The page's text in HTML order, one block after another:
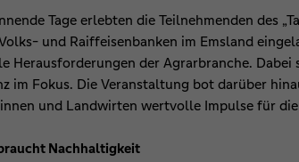
Tage erlebten die Teilnehmenden des
und Raiffeisenbanken im Emsland
Herausforderungen der Agrarbranche.
im Fokus. Die Veranstaltung bot darüber
und Landwirten wertvolle Impulse für
Nachhaltigkeit